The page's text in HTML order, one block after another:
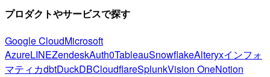
プロダクトやサービスで探す
Google CloudMicrosoft
AzureLINEZendeskAuth0TableauSnowflakeAlteryxインフォ
マティカdbtDuckDBCloudflareSplunkVision OneNotion